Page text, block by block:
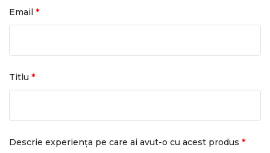
Email *
Titlu *
Descrie experiența pe care ai avut-o cu acest produs *